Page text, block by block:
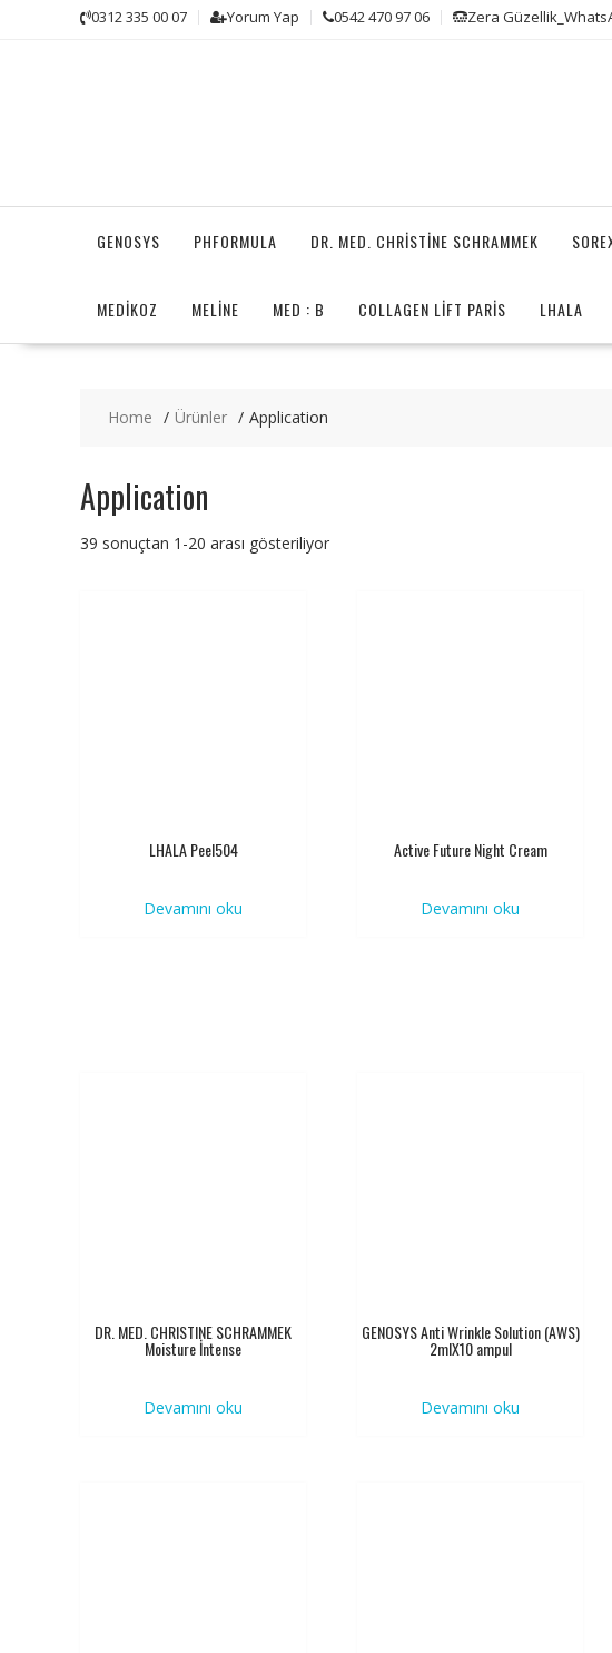
0312 335 00 07 Yorum Yap 0542 470 97 06 Zera
GENOSYS PHFORMULA DR. MED. CHRISTINE SCHRAMMEK
MEDİKOZ MELINE MED : B COLLAGEN LIFT PARIS LHALA
Home Ürünler Application
Application
39 sonuçtan 1-20 arası gösteriliyor
LHALA Peel504
Devamını oku
Active Future Night Cream
Devamını oku
DR. MED. CHRISTINE SCHRAMMEK
Moisture İntense
Devamını oku
GENOSYS Anti Wrinkle Solution (AWS)
2mlX10 ampul
Devamını oku